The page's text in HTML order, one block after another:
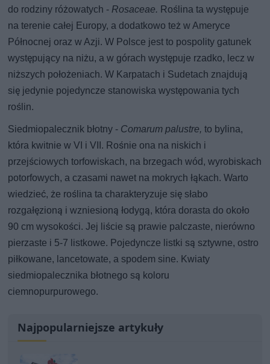
do rodziny różowatych -Rosaceae. Roślina ta występuje
na terenie całej Europy, a dodatkowo też w Ameryce
Północnej oraz w Azji. W Polsce jest to pospolity gatunek
występujący na niżu, a w górach występuje rzadko, lecz w
niższych położeniach. W Karpatach i Sudetach znajdują
się jedynie pojedyncze stanowiska występowania tych
roślin.
Siedmiopalecznik błotny - Comarum palustre,to bylina,
która kwitnie w VI i VII. Rośnie ona na niskich i
przejściowych torfowiskach, na brzegach wód, wyrobiskach
potorfowych, a czasami nawet na mokrych łąkach. Warto
wiedzieć, że roślina ta charakteryzuje się słabo
rozgałęzioną i wzniesioną łodygą, która dorasta do około
90 cm wysokości. Jej liście są prawie palczaste, nierówno
pierzaste i 5-7 listkowe. Pojedyncze listki są sztywne, ostro
piłkowane, lancetowate, a spodem sine. Kwiaty
siedmiopalecznika błotnego są koloru
ciemnopurpurowego.
Najpopularniejsze artykuły